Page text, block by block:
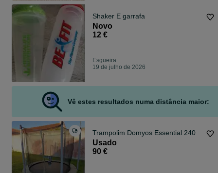
Shaker E garrafa
Novo
12 €
Esgueira
19 de julho de 2026
Vê estes resultados numa distância maior:
Trampolim Domyos Essential 240
Usado
90 €